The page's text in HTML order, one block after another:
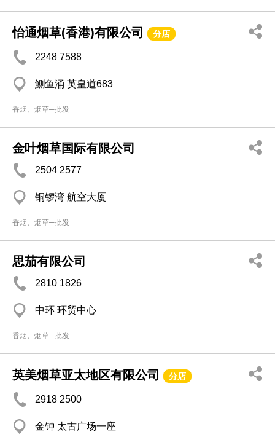
怡通烟草(香港)有限公司 分店
2248 7588
鰂鱼涌 英皇道683
香烟、烟草─批发
金叶烟草国际有限公司
2504 2577
铜锣湾 航空大厦
香烟、烟草─批发
思茄有限公司
2810 1826
中环 环贸中心
香烟、烟草─批发
英美烟草亚太地区有限公司 分店
2918 2500
金钟 太古广场一座